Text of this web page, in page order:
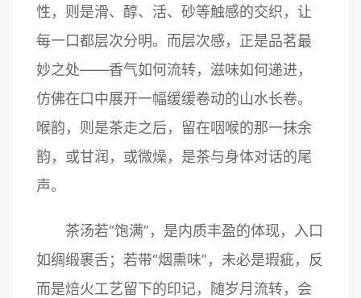
性，则是滑、醇、活、砂等触感的交织，让
每一口都层次分明。而层次感，正是品茗最
妙之处——香气如何流转，滋味如何递进，
仿佛在口中展开一幅缓缓卷动的山水长卷。
喉韵，则是茶走之后，留在咽喉的那一抹余
韵，或甘润，或微燥，是茶与身体对话的尾
声。
茶汤若“饱满”，是内质丰盈的体现，入口
如绸缎裹舌；若带“烟熏味”，未必是瑕疵，反
而是焙火工艺留下的印记，随岁月流转，会